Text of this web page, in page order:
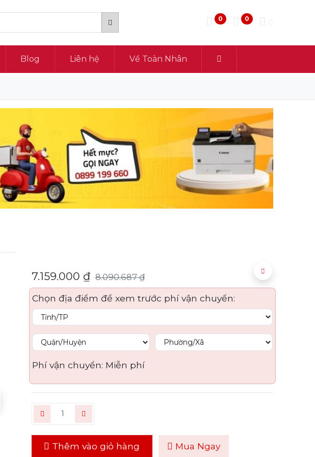
0 0
Blog Liên hệ Về Toàn Nhân
7.159.000 ₫ 8.090.687₫
Chọn địa điểm để xem trước phí vận chuyển:
Phí vận chuyển: Miễn phí
Thêm vào giỏ hàng Mua Ngay